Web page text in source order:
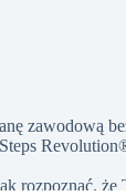
zawodową
rozpoznać, że